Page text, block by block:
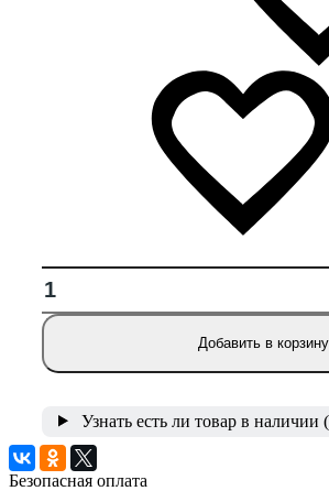
Добавить в корзину
Узнать есть ли товар в наличии
Безопасная оплата